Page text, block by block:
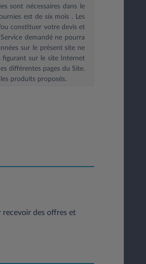
sont nécessaires dans le
est de six mois . Les
ou constituer votre devis et
demandé ne pourra
sur le présent site ne
figurant sur le site Internet
différentes pages du Site.
produits proposés.
recevoir des offres et